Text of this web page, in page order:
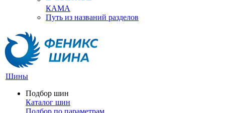
КАМА
Путь из названий разделов
Шины
Подбор шин
Каталог шин
Подбор по параметрам